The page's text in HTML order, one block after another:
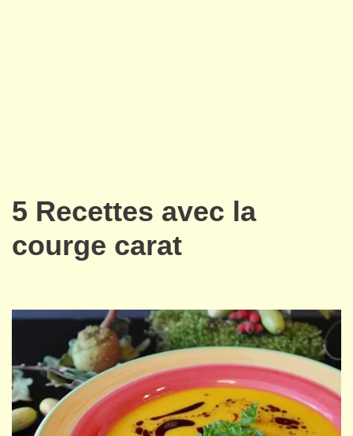
5 Recettes avec la
courge carat